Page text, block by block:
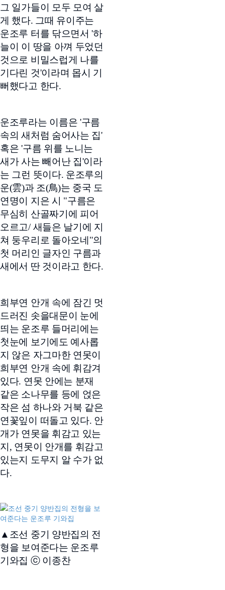
그 일가들이 모두 모여 살
게 했다. 그때 유이주는
운조루 터를 닦으면서 '하
늘이 이 땅을 아껴 두었던
것으로 비밀스럽게 나를
기다린 것'이라며 몹시 기
뻐했다고 한다.
운조루라는 이름은 '구름
속의 새처럼 숨어사는 집'
혹은 '구름 위를 노니는
새가 사는 빼어난 집'이라
는 그런 뜻이다. 운조루의
운(雲)과 조(鳥)는 중국 도
연명이 지은 시 "구름은
무심히 산골짜기에 피어
오르고/ 새들은 날기에 지
쳐 둥우리로 돌아오네"의
첫 머리인 글자인 구름과
새에서 딴 것이라고 한다.
희부연 안개 속에 잠긴 멋
드러진 솟을대문이 눈에
띄는 운조루 들머리에는
첫눈에 보기에도 예사롭
지 않은 자그마한 연못이
희부연 안개 속에 휘감겨
있다. 연못 안에는 분재
같은 소나무를 등에 얹은
작은 섬 하나와 거북 같은
연꽃잎이 떠돌고 있다. 안
개가 연못을 휘감고 있는
지, 연못이 안개를 휘감고
있는지 도무지 알 수가 없
다.
▲조선 중기 양반집의 전
형을 보여준다는 운조루
기와집 ⓒ 이종찬